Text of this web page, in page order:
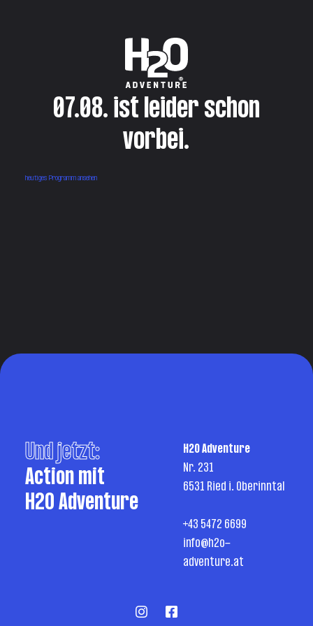
07.08. ist leider schon
vorbei.
heutiges Programm ansehen
Und jetzt:
Action mit
H2O Adventure
H2O Adventure
Nr. 231
6531 Ried i. Oberinntal
+43 5472 6699
info@h2o-
adventure.at